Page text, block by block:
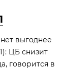
выгоднее
ЦБ снизит
говорится в